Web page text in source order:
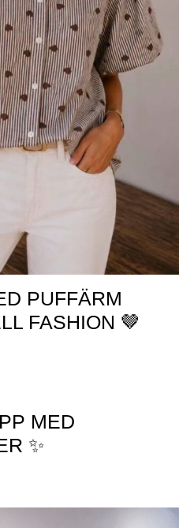
PUFFÄRM
FASHION 🤎
MED
✨